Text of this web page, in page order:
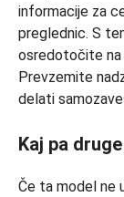
informacije za
preglednic. S
osredotočite na
Prevzemite
delati
Kaj pa
Če ta model ne